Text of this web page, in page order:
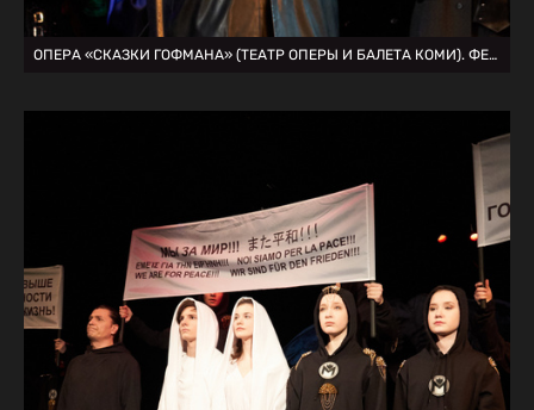
ОПЕРА «СКАЗКИ ГОФМАНА» (ТЕАТР ОПЕРЫ И БАЛЕТА КОМИ). ФЕСТИВАЛЬ «ВИДЕТЬ МУЗЫКУ»